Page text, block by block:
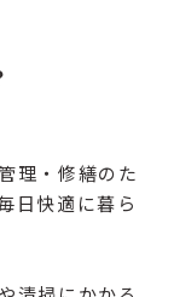
理・修繕のた
日快適に暮ら